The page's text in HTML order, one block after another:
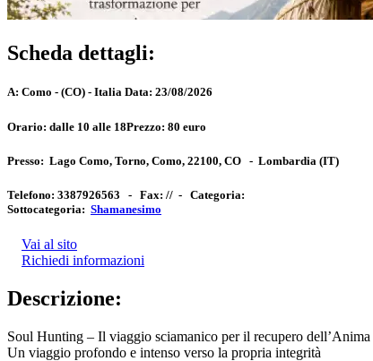
Scheda dettagli:
A: Como - (CO) - Italia Data: 23/08/2026
Orario: dalle 10 alle 18Prezzo: 80 euro
Presso: Lago Como, Torno, Como, 22100, CO - Lombardia (IT)
Telefono: 3387926563 - Fax: // - Categoria:
Sottocategoria: Shamanesimo
Vai al sito
Richiedi informazioni
Descrizione:
Soul Hunting – Il viaggio sciamanico per il recupero dell’Anima
Un viaggio profondo e intenso verso la propria integrità